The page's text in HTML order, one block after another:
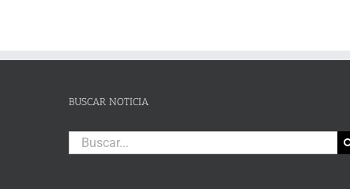
BUSCAR NOTICIA
Buscar: